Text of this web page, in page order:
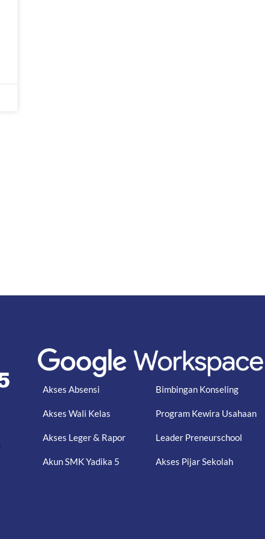
Akses Absensi
Akses Wali Kelas
Akses Leger & Rapor
Akun SMK Yadika 5
Bimbingan Konseling
Program Kewira Usahaan
Leader Preneurschool
Akses Pijar Sekolah